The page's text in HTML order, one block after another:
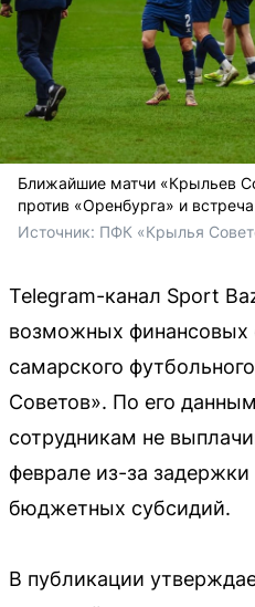
Ближайшие матчи «Крыльев
против «Оренбурга» и
Источник: ПФК «Крылья
Telegram-канал Sport
возможных финансовых
самарского
Советов». По его
сотрудникам не
феврале из-за задержки
бюджетных субсидий.
В публикации